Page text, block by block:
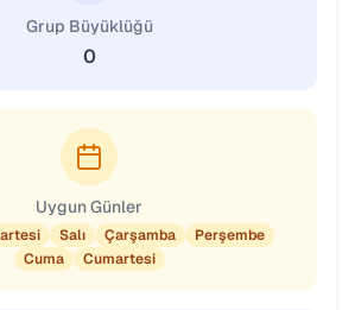
Grup Büyüklüğü
0
Uygun Günler
Salı Çarşamba
Perşembe
Cuma
Cumartesi